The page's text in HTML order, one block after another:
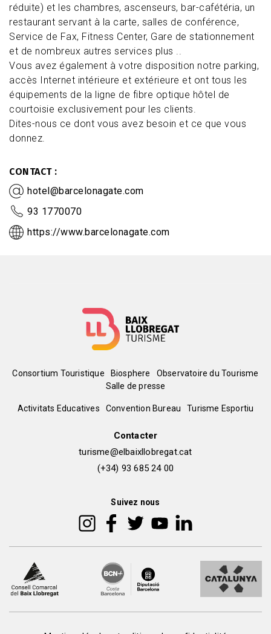
réduite) et les chambres, ascenseurs, bar-cafétéria, un
restaurant servant à la carte, salles de conférence,
Service de Fax, Fitness Center, Gare de stationnement
et de nombreux autres services plus ..
Vous avez également à votre disposition notre parking,
accès Internet intérieure et extérieure et ont tous les
équipements de la ligne de fibre optique hôtel de
courtoisie exclusivement pour les clients.
Dites-nous ce dont vous avez besoin et ce que vous
donnez.
CONTACT
hotel@barcelonagate.com
93 1770070
https://www.barcelonagate.com
Menú
del
Consortium Touristique Biosphere
Observatoire du Tourisme
Salle de presse
Peu
Activitats Educatives Convention Bureau Turisme Esportiu
Contacter
turisme@elbaixllobregat.cat
(+34) 93 685 24 00
Suivez nous